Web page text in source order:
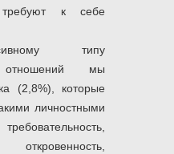
к себе
типу
отношений мы
(2,8%), которые
личностными
откровенность,